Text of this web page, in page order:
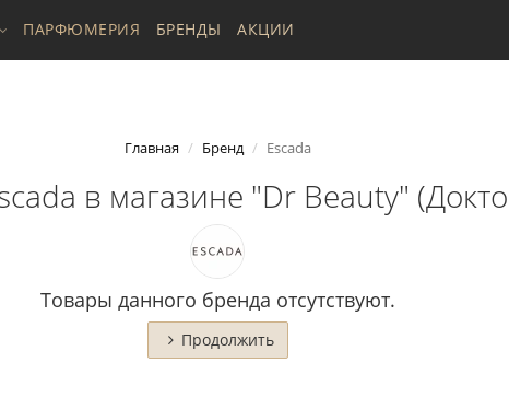
ПАРФЮМЕРИЯ БРЕНДЫ АКЦИИ
Главная Бренд Escada
в магазине "Dr Beauty"
Товары данного бренда отсутствуют.
Продолжить